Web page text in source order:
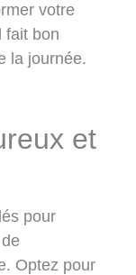
votre
fait bon
la journée.
et
pour
Optez pour